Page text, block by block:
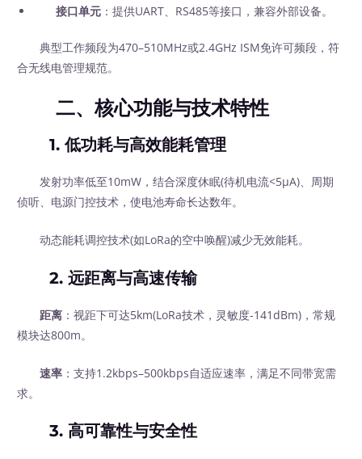
接口单元 ：提供UART、RS485等接口，兼容外部设备。
典型工作频段为470–510MHz或2.4GHz ISM免许可频段，符
合无线电管理规范。
二、核心功能与技术特性
1.低功耗与高效能耗管理
发射功率低至10mW，结合深度休眠(待机电流<5μA)、周期
侦听、电源门控技术，使电池寿命长达数年。
动态能耗调控技术(如LoRa的空中唤醒)减少无效能耗。
2.远距离与高速传输
距离 ：视距下可达5km(LoRa技术，灵敏度-141dBm)，常规
模块达800m。
速率 ：支持1.2kbps–500kbps自适应速率，满足不同带宽需
求。
3.高可靠性与安全性